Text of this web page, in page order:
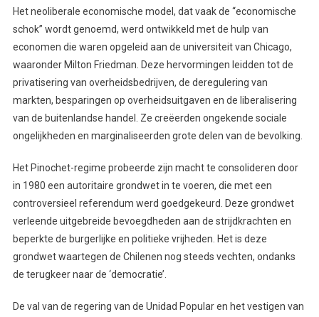
Het neoliberale economische model, dat vaak de “economische
schok” wordt genoemd, werd ontwikkeld met de hulp van
economen die waren opgeleid aan de universiteit van Chicago,
waaronder Milton Friedman. Deze hervormingen leidden tot de
privatisering van overheidsbedrijven, de deregulering van
markten, besparingen op overheidsuitgaven en de liberalisering
van de buitenlandse handel. Ze creëerden ongekende sociale
ongelijkheden en marginaliseerden grote delen van de bevolking.
Het Pinochet-regime probeerde zijn macht te consolideren door
in 1980 een autoritaire grondwet in te voeren, die met een
controversieel referendum werd goedgekeurd. Deze grondwet
verleende uitgebreide bevoegdheden aan de strijdkrachten en
beperkte de burgerlijke en politieke vrijheden. Het is deze
grondwet waartegen de Chilenen nog steeds vechten, ondanks
de terugkeer naar de ‘democratie’.
De val van de regering van de Unidad Popular en het vestigen van